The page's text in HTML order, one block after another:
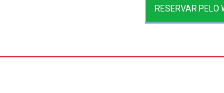
RESERVAR PELO